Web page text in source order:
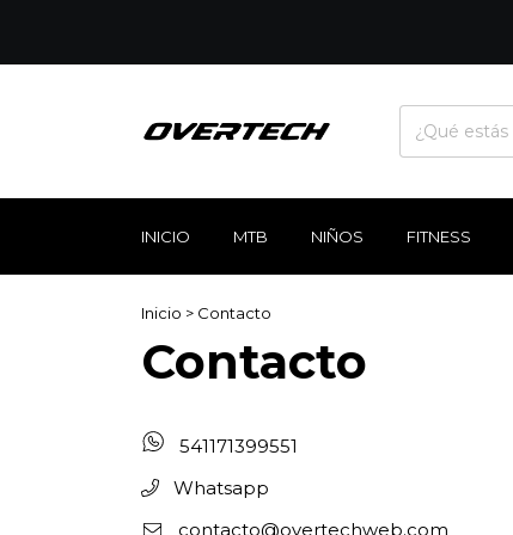
INICIO MTB NIÑOS FITNESS
Inicio > Contacto
Contacto
541171399551
Whatsapp
contacto@overtechweb.com